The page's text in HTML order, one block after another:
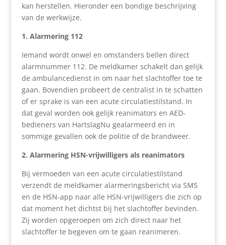
kan herstellen. Hieronder een bondige beschrijving
van de werkwijze.
1. Alarmering 112
Iemand wordt onwel en omstanders bellen direct
alarmnummer 112. De meldkamer schakelt dan gelijk
de ambulancedienst in om naar het slachtoffer toe te
gaan. Bovendien probeert de centralist in te schatten
of er sprake is van een acute circulatiestilstand. In
dat geval worden ook gelijk reanimators en AED-
bedieners van HartslagNu gealarmeerd en in
sommige gevallen ook de politie of de brandweer.
2. Alarmering HSN-vrijwilligers als reanimators
Bij vermoeden van een acute circulatiestilstand
verzendt de meldkamer alarmeringsbericht via SMS
en de HSN-app naar alle HSN-vrijwilligers die zich op
dat moment het dichtst bij het slachtoffer bevinden.
Zij worden opgeroepen om zich direct naar het
slachtoffer te begeven om te gaan reanimeren.